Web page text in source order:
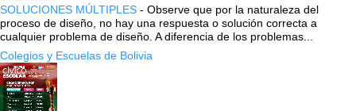
SOLUCIONES MÚLTIPLES - Observe que por la naturaleza del
proceso de diseño, no hay una respuesta o solución correcta a
cualquier problema de diseño. A diferencia de los problemas...
Colegios y Escuelas de Bolivia